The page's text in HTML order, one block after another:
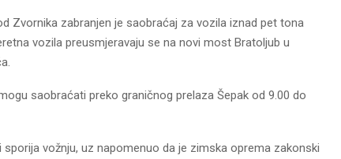
Zvornika zabranjen je saobraćaj za vozila iznad pet tona
vozila preusmjeravaju se na novi most Bratoljub u
saobraćati preko graničnog prelaza Šepak od 9.00 do
vožnju, uz napomenuo da je zimska oprema zakonski